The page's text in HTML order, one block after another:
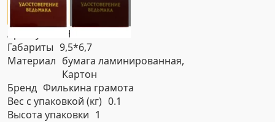
Артикул
#SHU0000998
Габариты 9,5*6,7
Материал бумага ламинированная,
Картон
Бренд Филькина грамота
Вес с упаковкой (кг) 0.1
Высота упаковки 1